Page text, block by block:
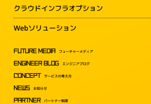
クラウドインフラオプション
Webソリューション
FUTURE MEDIA フューチャーメディア
ENGINEER BLOG エンジニアブログ
CONCEPT サービスの考え方
NEWS お知らせ
PARTNER パートナー制度